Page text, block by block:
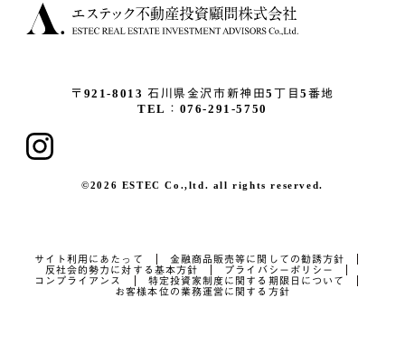
〒921-8013 石川県金沢市新神田5丁目5番地
TEL：076-291-5750
©2026 ESTEC Co.,ltd. all rights reserved.
サイト利用にあたって
金融商品販売等に関しての勧誘方針
反社会的勢力に対する基本方針
プライバシーポリシー
コンプライアンス
特定投資家制度に関する期限日について
お客様本位の業務運営に関する方針